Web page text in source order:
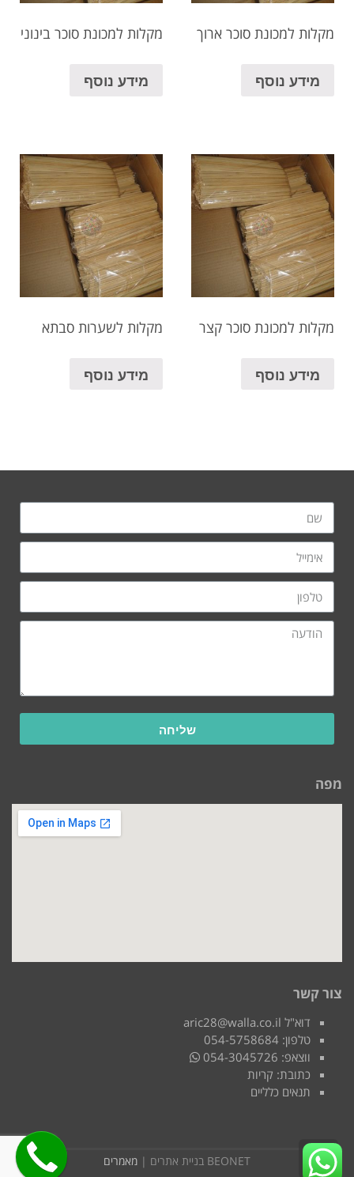
מקלות למכונת סוכר ארוך
מידע נוסף
מקלות למכונת סוכר בינוני
מידע נוסף
מקלות למכונת סוכר קצר
מידע נוסף
מקלות לשערות סבתא
מידע נוסף
שליחה
מפה
צור קשר
דוא"ל aric28@walla.co.il
טלפון: 054-5758684
ווצאפ: 054-3045726
כתובת: קריות
תנאים כלליים
BEONET בניית אתרים |
מאמרים
גלילה